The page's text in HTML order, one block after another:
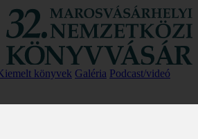
könyvek Galéria Podcast/videó